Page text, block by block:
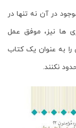
در آن نه تنها در
ها نیز، موفق عمل
به عنوان یک کتاب
نکنند.